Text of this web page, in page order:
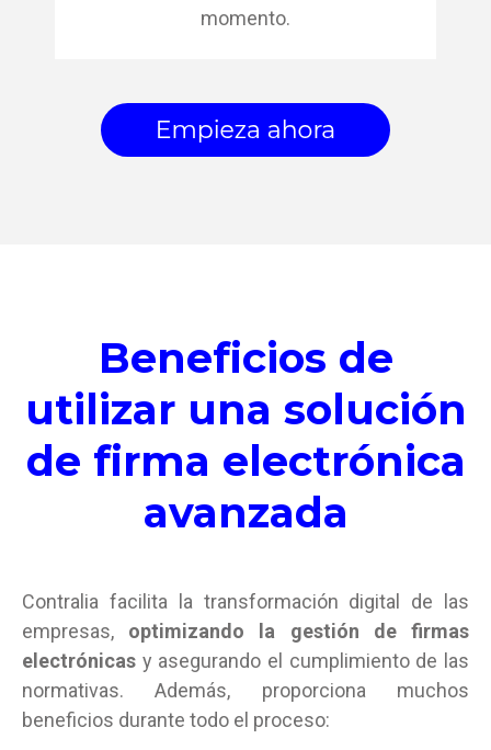
momento.
Beneficios de
utilizar una solución
de firma electrónica
avanzada
Contralia facilita la transformación digital de las
empresas, optimizando la gestión de firmas
electrónicas y asegurando el cumplimiento de las
normativas. Además, proporciona muchos
beneficios durante todo el proceso: